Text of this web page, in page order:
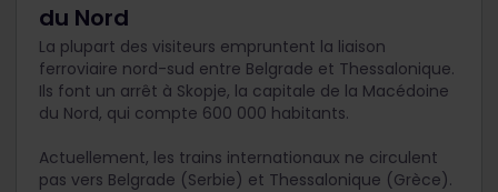
du Nord
La plupart des visiteurs empruntent la liaison
ferroviaire nord-sud entre Belgrade et Thessalonique.
Ils font un arrêt à Skopje, la capitale de la Macédoine
du Nord, qui compte 600 000 habitants.
Actuellement, les trains internationaux ne circulent
pas vers Belgrade (Serbie) et Thessalonique (Grèce).